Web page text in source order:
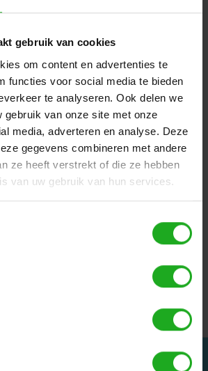
gebruik van cookies
om content en advertenties te
functies voor social media te bieden
te analyseren. Ook delen we
gebruik van onze site met onze
media, adverteren en analyse. Deze
gegevens combineren met andere
ze heeft verstrekt of die ze hebben
van uw gebruik van hun services.
20 |
Dolphin Zenit Z Fun |
Zwembadrobot
€999,00
Zwembadrobot